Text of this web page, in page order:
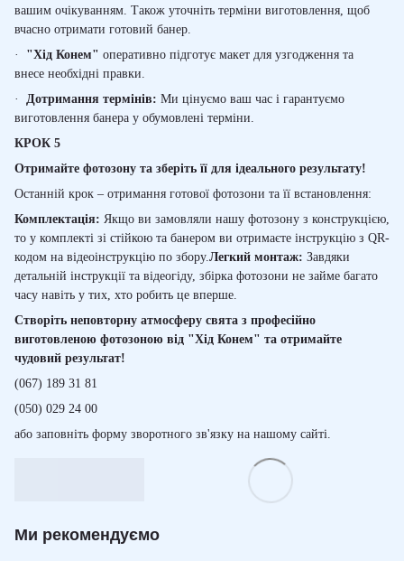
вашим очікуванням. Також уточніть терміни виготовлення, щоб
вчасно отримати готовий банер.
· "Хід Конем" оперативно підготує макет для узгодження та
внесе необхідні правки.
· Дотримання термінів: Ми цінуємо ваш час і гарантуємо
виготовлення банера у обумовлені терміни.
КРОК 5
Отримайте фотозону та зберіть її для ідеального результату!
Останній крок – отримання готової фотозони та її встановлення:
Комплектація: Якщо ви замовляли нашу фотозону з конструкцією,
то у комплекті зі стійкою та банером ви отримаєте інструкцію з QR-
кодом на відеоінструкцію по збору.Легкий монтаж: Завдяки
детальній інструкції та відеогіду, збірка фотозони не займе багато
часу навіть у тих, хто робить це вперше.
Створіть неповторну атмосферу свята з професійно
виготовленою фотозоною від "Хід Конем" та отримайте
чудовий результат!
(067) 189 31 81
(050) 029 24 00
або заповніть форму зворотного зв'язку на нашому сайті.
Ми рекомендуємо